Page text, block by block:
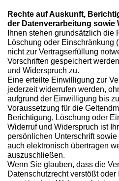
Rechte auf Auskunft,
der Datenverarbeitung sowie
Ihnen stehen grundsätzlich die
Löschung oder Einschränkung
nicht zur Vertragserfüllung
Vorschriften gespeichert
und Widerspruch zu.
Eine erteilte Einwilligung zur
jederzeit widerrufen werden,
aufgrund der Einwilligung bis
Voraussetzung für die
Berichtigung, Löschung oder
Widerruf und Widerspruch ist
persönlichen Unterschrift
auch elektronisch übertragen
auszuschließen.
Wenn Sie glauben, dass die
Datenschutzrecht verstößt